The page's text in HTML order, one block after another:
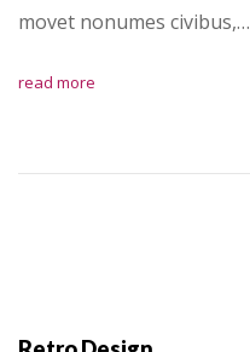
movet nonumes civibus,…
read more